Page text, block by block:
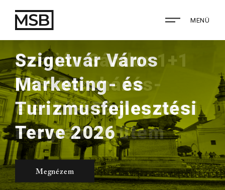
MENÜ
Szigetvár Város
Marketing- és
Turizmusfejlesztési
Terve 2026
Megnézem
Demján Sándor 1+1
KKV Beruházás-
élénkítő Támogatási
Program 2. ütem
Megnézem